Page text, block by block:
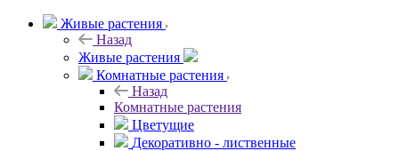
Живые растения
Назад
Живые растения
Комнатные растения
Назад
Комнатные растения
Цветущие
Декоративно - лиственные